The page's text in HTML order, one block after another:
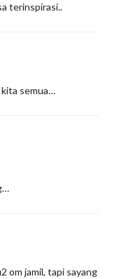
terinspirasi..
semua…
om jamil, tapi sayang